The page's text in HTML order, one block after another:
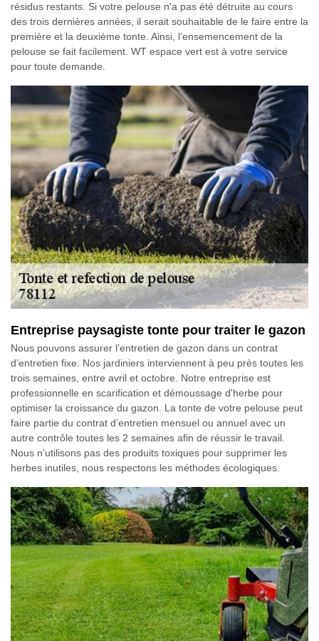
résidus restants. Si votre pelouse n'a pas été détruite au cours
des trois dernières années, il serait souhaitable de le faire entre la
première et la deuxième tonte. Ainsi, l’ensemencement de la
pelouse se fait facilement. WT espace vert est à votre service
pour toute demande.
Entreprise paysagiste tonte pour traiter le gazon
Nous pouvons assurer l’entretien de gazon dans un contrat
d’entretien fixe. Nos jardiniers interviennent à peu près toutes les
trois semaines, entre avril et octobre. Notre entreprise est
professionnelle en scarification et démoussage d'herbe pour
optimiser la croissance du gazon. La tonte de votre pelouse peut
faire partie du contrat d’entretien mensuel ou annuel avec un
autre contrôle toutes les 2 semaines afin de réussir le travail.
Nous n’utilisons pas des produits toxiques pour supprimer les
herbes inutiles, nous respectons les méthodes écologiques.